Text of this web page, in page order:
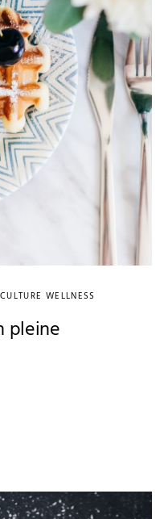
CULTURE WELLNESS
pleine